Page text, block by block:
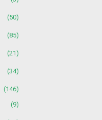
(50)
(85)
(21)
(34)
(146)
(9)